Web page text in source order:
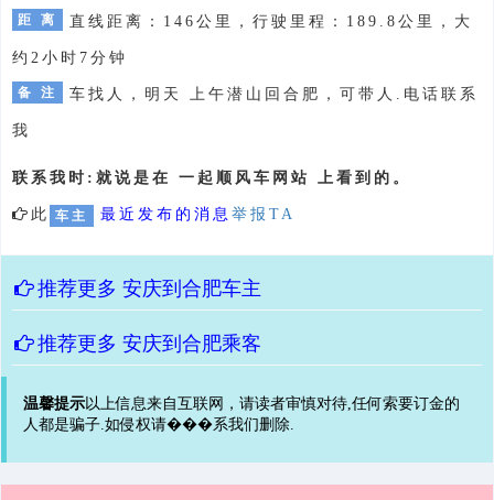
距 离 直线距离：146公里，行驶里程：189.8公里，大
约2小时7分钟
备 注 车找人，明天 上午潜山回合肥，可带人.电话联系
我
联系我时:就说是在 一起顺风车网站 上看到的。
此 车主 最近发布的消息 举报TA
推荐更多 安庆到合肥车主
推荐更多 安庆到合肥乘客
温馨提示以上信息来自互联网，请读者审慎对待,任何索要订金的
人都是骗子.如侵权请���系我们删除.